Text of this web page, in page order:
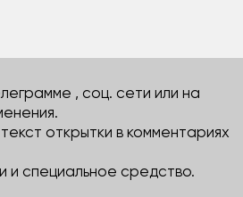
, соц. сети или на
открытки в комментариях
и специальное средство.